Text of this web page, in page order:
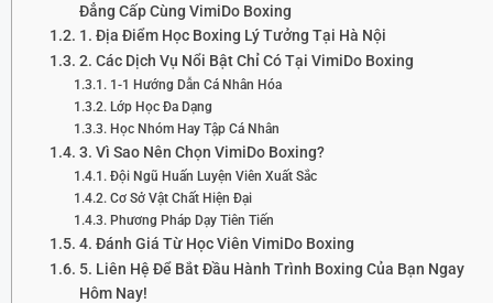
Đẳng Cấp Cùng VimiDo Boxing
1. Địa Điểm Học Boxing Lý Tưởng Tại Hà Nội
2. Các Dịch Vụ Nổi Bật Chỉ Có Tại VimiDo Boxing
1-1 Hướng Dẫn Cá Nhân Hóa
Lớp Học Đa Dạng
Học Nhóm Hay Tập Cá Nhân
3. Vì Sao Nên Chọn VimiDo Boxing?
Đội Ngũ Huấn Luyện Viên Xuất Sắc
Cơ Sở Vật Chất Hiện Đại
Phương Pháp Dạy Tiên Tiến
4. Đánh Giá Từ Học Viên VimiDo Boxing
5. Liên Hệ Để Bắt Đầu Hành Trình Boxing Của Bạn Ngay
Hôm Nay!